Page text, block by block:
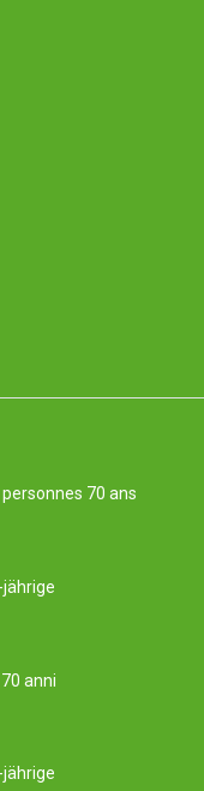
70 ans
anni